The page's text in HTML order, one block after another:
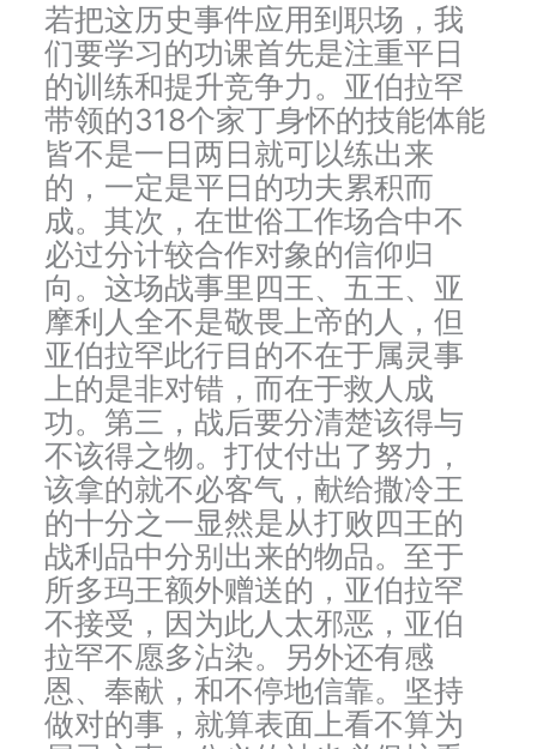
若把这历史事件应用到职场，我
们要学习的功课首先是注重平日
的训练和提升竞争力。亚伯拉罕
带领的318个家丁身怀的技能体能
皆不是一日两日就可以练出来
的，一定是平日的功夫累积而
成。其次，在世俗工作场合中不
必过分计较合作对象的信仰归
向。这场战事里四王、五王、亚
摩利人全不是敬畏上帝的人，但
亚伯拉罕此行目的不在于属灵事
上的是非对错，而在于救人成
功。第三，战后要分清楚该得与
不该得之物。打仗付出了努力，
该拿的就不必客气，献给撒冷王
的十分之一显然是从打败四王的
战利品中分别出来的物品。至于
所多玛王额外赠送的，亚伯拉罕
不接受，因为此人太邪恶，亚伯
拉罕不愿多沾染。另外还有感
恩、奉献，和不停地信靠。坚持
做对的事，就算表面上看不算为